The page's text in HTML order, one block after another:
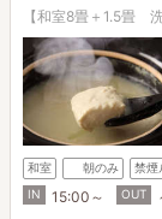
【和室8畳＋1.5畳
和室 朝のみ
禁煙
IN
15:00～ OUT